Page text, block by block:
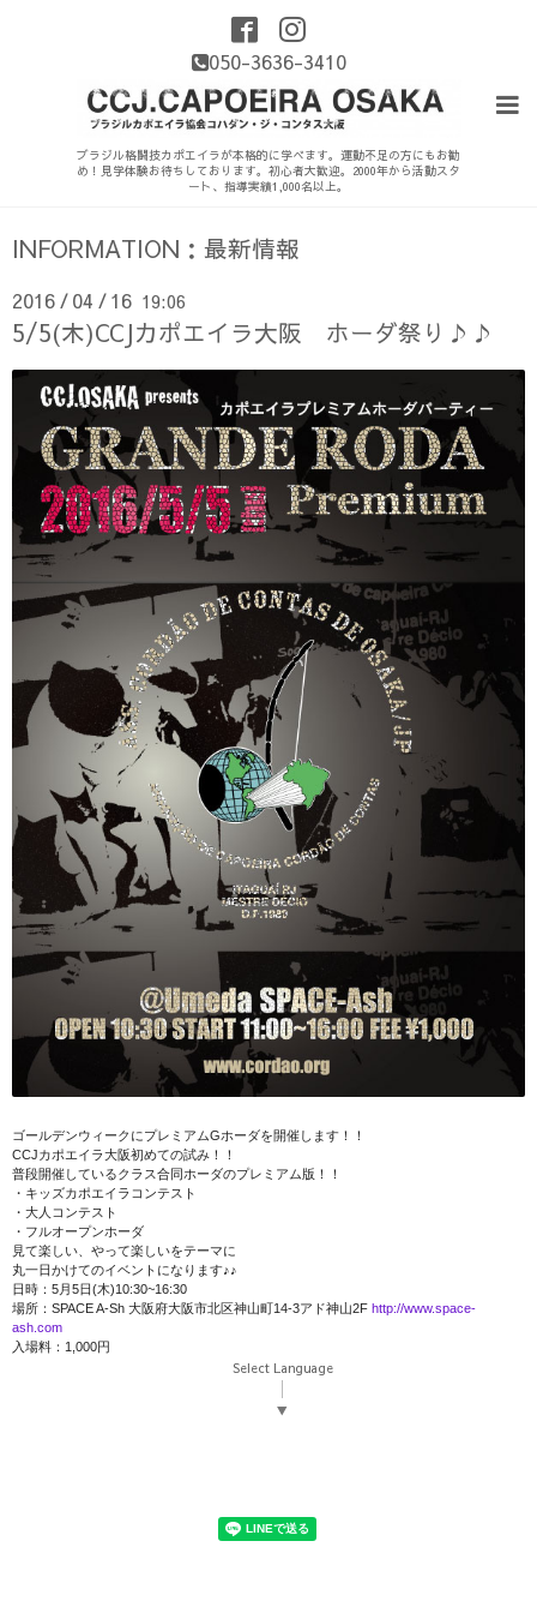
050-3636-3410
ブラジル格闘技カポエイラが本格的に学べます。運動不足の方にもお勧
め！見学体験お待ちしております。初心者大歓迎。2000年から活動スタ
ート、指導実績1,000名以上。
INFORMATION：最新情報
2016 / 04 / 16 19:06
5/5(木)CCJカポエイラ大阪 ホーダ祭り♪♪
ゴールデンウィークにプレミアムGホーダを開催します！！
CCJカポエイラ大阪初めての試み！！
普段開催しているクラス合同ホーダのプレミアム版！！
・キッズカポエイラコンテスト
・大人コンテスト
・フルオープンホーダ
見て楽しい、やって楽しいをテーマに
丸一日かけてのイベントになります♪♪
日時：5月5日(木)10:30~16:30
場所：SPACE A-Sh 大阪府大阪市北区神山町14-3アド神山2F http://www.space-
ash.com
入場料：1,000円
Select Language
▼